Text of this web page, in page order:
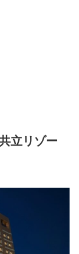
立リゾー